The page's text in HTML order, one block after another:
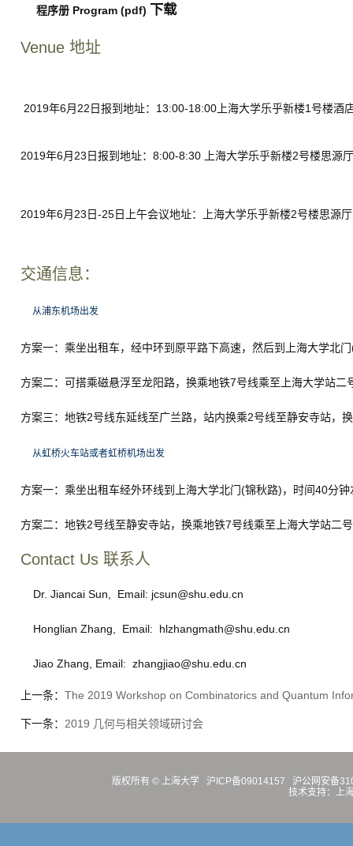
程序册 Program (pdf) 下载
Venue 地址
2019年6月22日报到地址：13:00-18:00上海大学乐乎新楼1号楼酒
2019年6月23日报到地址：8:00-8:30 上海大学乐乎新楼2号楼思源厅
2019年6月23日-25日上午会议地址：上海大学乐乎新楼2号楼思源厅
交通信息：
从浦东机场出发
方案一：乘坐出租车，经中环到原平路下高速，然后到上海大学北
方案二：可搭乘磁悬浮至龙阳路，换乘地铁7号线乘至上海大学站
方案三：地铁2号线东延线至广兰路，站内换乘2号线至静安寺站，
从虹桥火车站或者虹桥机场出发
方案一：乘坐出租车经外环线到上海大学北门(锦秋路)，时间40分
方案二：地铁2号线至静安寺站，换乘地铁7号线乘至上海大学站二
Contact Us 联系人
Dr. Jiancai Sun, Email: jcsun@shu.edu.cn
Honglian Zhang, Email: hlzhangmath@shu.edu.cn
Jiao Zhang, Email: zhangjiao@shu.edu.cn
上一条： The 2019 Workshop on Combinatorics and Quantum
下一条： 2019 几何与相关领域研讨会
版权所有 © 上海大学 沪ICP备09014157
沪公网安备
技术支持：上